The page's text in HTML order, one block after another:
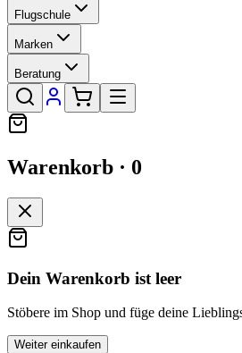
Flugschule
Marken
Beratung
Warenkorb · 0
Dein Warenkorb ist leer
Stöbere im Shop und füge deine
Weiter einkaufen